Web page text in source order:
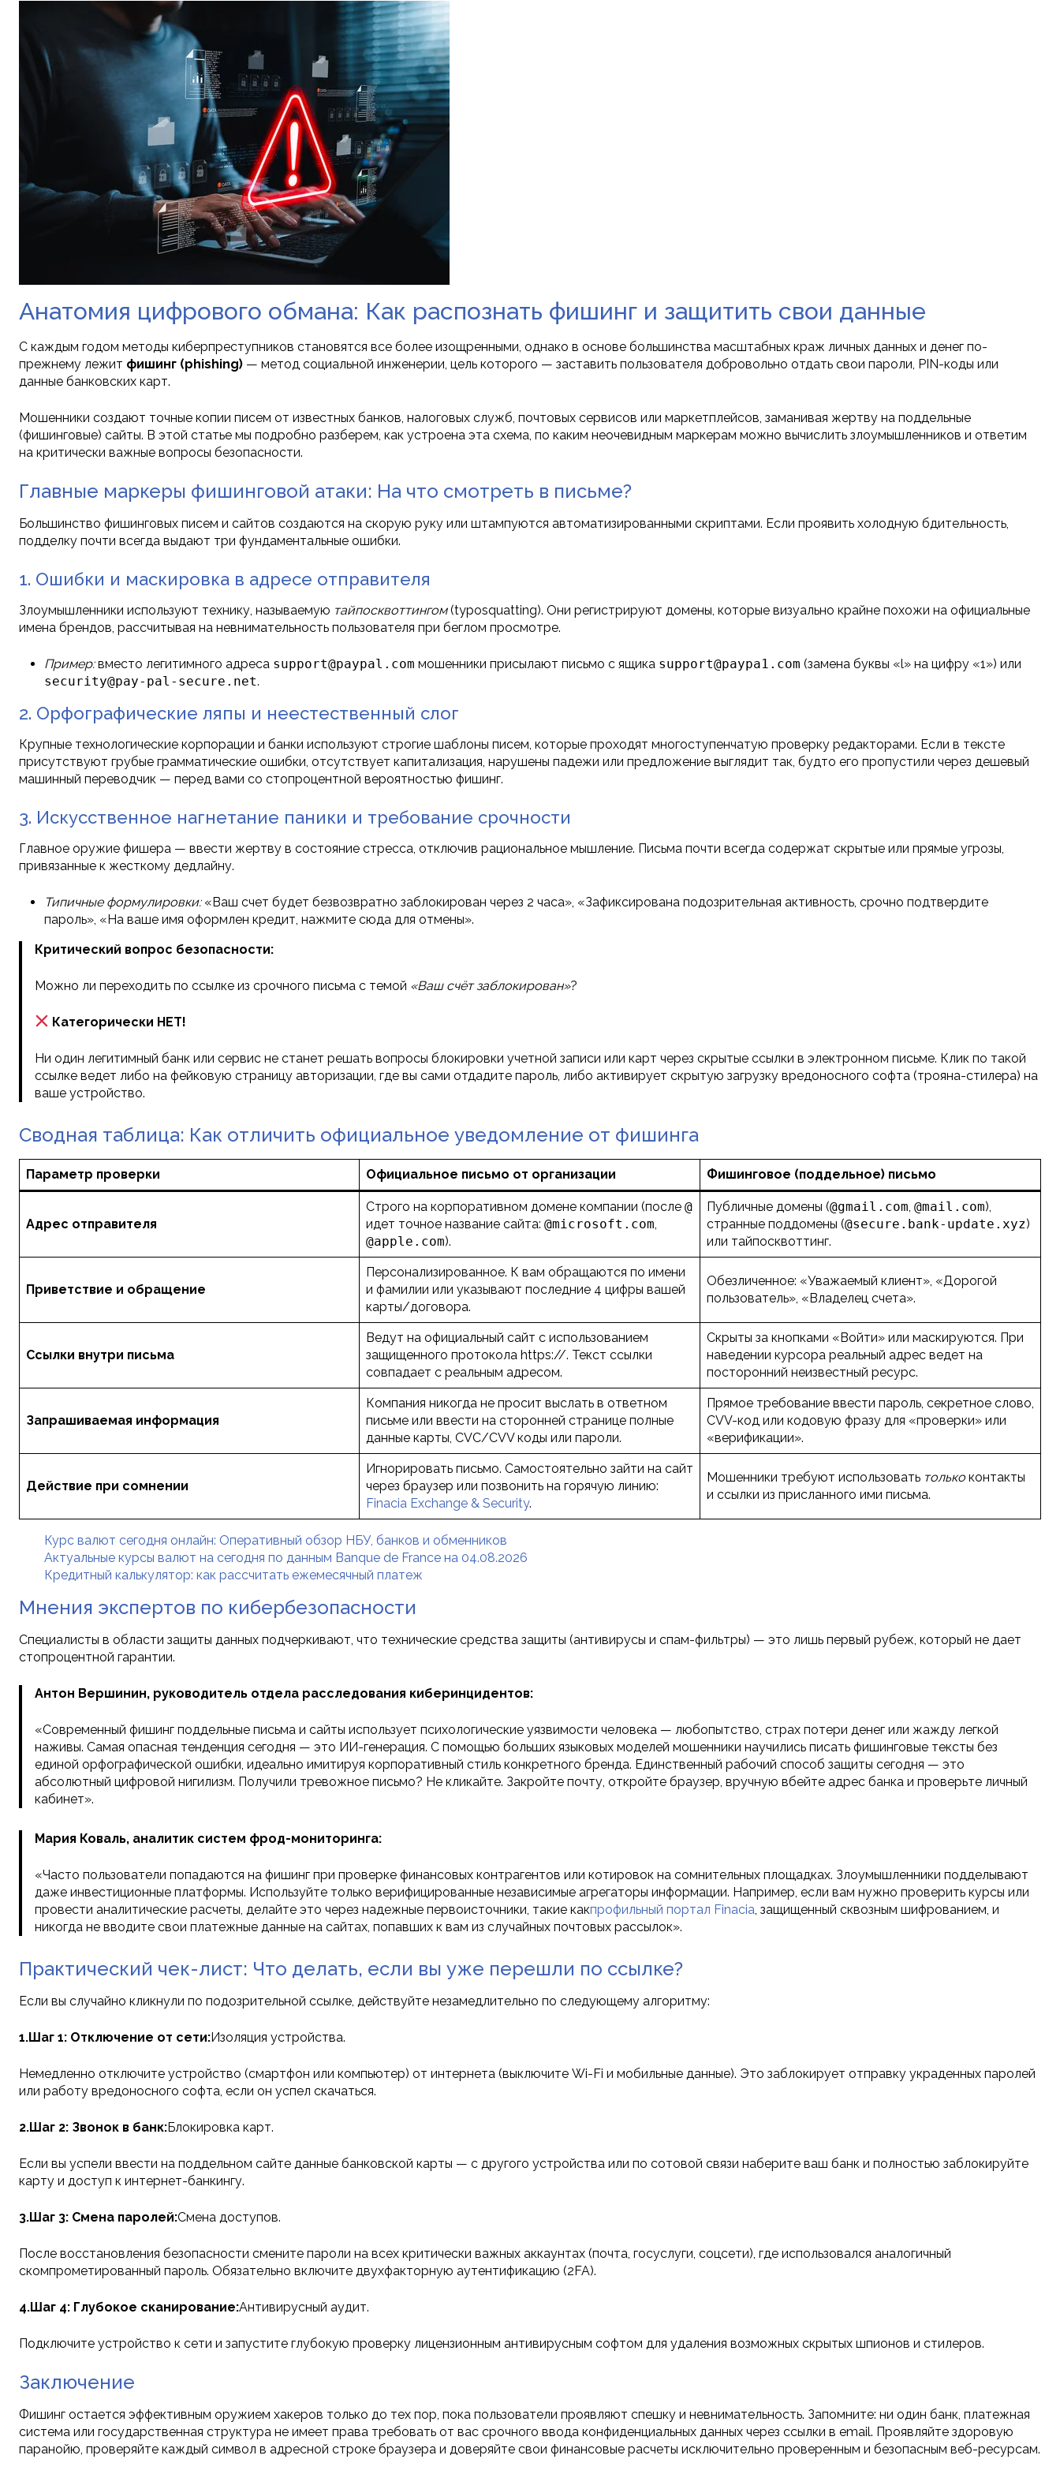
Анатомия цифрового обмана: Как распознать фишинг и защитить свои данные
С каждым годом методы киберпреступников становятся все более изощренными, однако в основе большинства масштабных краж личных данных и денег по-
прежнему лежит фишинг (phishing) — метод социальной инженерии, цель которого — заставить пользователя добровольно отдать свои пароли, PIN-коды или
данные банковских карт.
Мошенники создают точные копии писем от известных банков, налоговых служб, почтовых сервисов или маркетплейсов, заманивая жертву на поддельные
(фишинговые) сайты. В этой статье мы подробно разберем, как устроена эта схема, по каким неочевидным маркерам можно вычислить злоумышленников и ответим
на критически важные вопросы безопасности.
Главные маркеры фишинговой атаки: На что смотреть в письме?
Большинство фишинговых писем и сайтов создаются на скорую руку или штампуются автоматизированными скриптами. Если проявить холодную бдительность,
подделку почти всегда выдают три фундаментальные ошибки.
1. Ошибки и маскировка в адресе отправителя
Злоумышленники используют технику, называемую тайпосквоттингом(typosquatting). Они регистрируют домены, которые визуально крайне похожи на официальные
имена брендов, рассчитывая на невнимательность пользователя при беглом просмотре.
Пример:вместо легитимного адреса support@paypal.com мошенники присылают письмо с ящика support@paypa1.com (замена буквы «l» на цифру «1») или
security@pay-pal-secure.net.
2. Орфографические ляпы и неестественный слог
Крупные технологические корпорации и банки используют строгие шаблоны писем, которые проходят многоступенчатую проверку редакторами. Если в тексте
присутствуют грубые грамматические ошибки, отсутствует капитализация, нарушены падежи или предложение выглядит так, будто его пропустили через дешевый
машинный переводчик — перед вами со стопроцентной вероятностью фишинг.
3. Искусственное нагнетание паники и требование срочности
Главное оружие фишера — ввести жертву в состояние стресса, отключив рациональное мышление. Письма почти всегда содержат скрытые или прямые угрозы,
привязанные к жесткому дедлайну.
Типичные формулировки:«Ваш счет будет безвозвратно заблокирован через 2 часа», «Зафиксирована подозрительная активность, срочно подтвердите
пароль», «На ваше имя оформлен кредит, нажмите сюда для отмены».
Критический вопрос безопасности:
Можно ли переходить по ссылке из срочного письма с темой «Ваш счёт заблокирован»?
Категорически НЕТ!
Ни один легитимный банк или сервис не станет решать вопросы блокировки учетной записи или карт через скрытые ссылки в электронном письме. Клик по такой
ссылке ведет либо на фейковую страницу авторизации, где вы сами отдадите пароль, либо активирует скрытую загрузку вредоносного софта (трояна-стилера) на
ваше устройство.
Сводная таблица: Как отличить официальное уведомление от фишинга
Параметр проверки Официальное письмо от организации Фишинговое (поддельное) письмо
Адрес отправителя
Строго на корпоративном домене компании (после @
идет точное название сайта: @microsoft.com,
@apple.com).
Публичные домены (@gmail.com, @mail.com),
странные поддомены (@secure.bank-update.xyz)
или тайпосквоттинг.
Приветствие и обращение
Персонализированное. К вам обращаются по имени
и фамилии или указывают последние 4 цифры вашей
карты/договора.
Обезличенное: «Уважаемый клиент», «Дорогой
пользователь», «Владелец счета».
Ссылки внутри письма
Ведут на официальный сайт с использованием
защищенного протокола https://. Текст ссылки
совпадает с реальным адресом.
Скрыты за кнопками «Войти» или маскируются. При
наведении курсора реальный адрес ведет на
посторонний неизвестный ресурс.
Запрашиваемая информация
Компания никогда не просит выслать в ответном
письме или ввести на сторонней странице полные
данные карты, CVC/CVV коды или пароли.
Прямое требование ввести пароль, секретное слово,
CVV-код или кодовую фразу для «проверки» или
«верификации».
Действие при сомнении
Игнорировать письмо. Самостоятельно зайти на сайт
через браузер или позвонить на горячую линию:
Finacia Exchange & Security.
Мошенники требуют использовать только контакты
и ссылки из присланного ими письма.
Курс валют сегодня онлайн: Оперативный обзор НБУ, банков и обменников
Актуальные курсы валют на сегодня по данным Banque de France на 04.08.2026
Кредитный калькулятор: как рассчитать ежемесячный платеж
Мнения экспертов по кибербезопасности
Специалисты в области защиты данных подчеркивают, что технические средства защиты (антивирусы и спам-фильтры) — это лишь первый рубеж, который не дает
стопроцентной гарантии.
Антон Вершинин, руководитель отдела расследования киберинцидентов:
«Современный фишинг поддельные письма и сайты использует психологические уязвимости человека — любопытство, страх потери денег или жажду легкой
наживы. Самая опасная тенденция сегодня — это ИИ-генерация. С помощью больших языковых моделей мошенники научились писать фишинговые тексты без
единой орфографической ошибки, идеально имитируя корпоративный стиль конкретного бренда. Единственный рабочий способ защиты сегодня — это
абсолютный цифровой нигилизм. Получили тревожное письмо? Не кликайте. Закройте почту, откройте браузер, вручную вбейте адрес банка и проверьте личный
кабинет».
Мария Коваль, аналитик систем фрод-мониторинга:
«Часто пользователи попадаются на фишинг при проверке финансовых контрагентов или котировок на сомнительных площадках. Злоумышленники подделывают
даже инвестиционные платформы. Используйте только верифицированные независимые агрегаторы информации. Например, если вам нужно проверить курсы или
провести аналитические расчеты, делайте это через надежные первоисточники, такие какпрофильный портал Finacia, защищенный сквозным шифрованием, и
никогда не вводите свои платежные данные на сайтах, попавших к вам из случайных почтовых рассылок».
Практический чек-лист: Что делать, если вы уже перешли по ссылке?
Если вы случайно кликнули по подозрительной ссылке, действуйте незамедлительно по следующему алгоритму:
1.Шаг 1: Отключение от сети:Изоляция устройства.
Немедленно отключите устройство (смартфон или компьютер) от интернета (выключите Wi-Fi и мобильные данные). Это заблокирует отправку украденных паролей
или работу вредоносного софта, если он успел скачаться.
2.Шаг 2: Звонок в банк:Блокировка карт.
Если вы успели ввести на поддельном сайте данные банковской карты — с другого устройства или по сотовой связи наберите ваш банк и полностью заблокируйте
карту и доступ к интернет-банкингу.
3.Шаг 3: Смена паролей:Смена доступов.
После восстановления безопасности смените пароли на всех критически важных аккаунтах (почта, госуслуги, соцсети), где использовался аналогичный
скомпрометированный пароль. Обязательно включите двухфакторную аутентификацию (2FA).
4.Шаг 4: Глубокое сканирование:Антивирусный аудит.
Подключите устройство к сети и запустите глубокую проверку лицензионным антивирусным софтом для удаления возможных скрытых шпионов и стилеров.
Заключение
Фишинг остается эффективным оружием хакеров только до тех пор, пока пользователи проявляют спешку и невнимательность. Запомните: ни один банк, платежная
система или государственная структура не имеет права требовать от вас срочного ввода конфиденциальных данных через ссылки в email. Проявляйте здоровую
паранойю, проверяйте каждый символ в адресной строке браузера и доверяйте свои финансовые расчеты исключительно проверенным и безопасным веб-ресурсам.